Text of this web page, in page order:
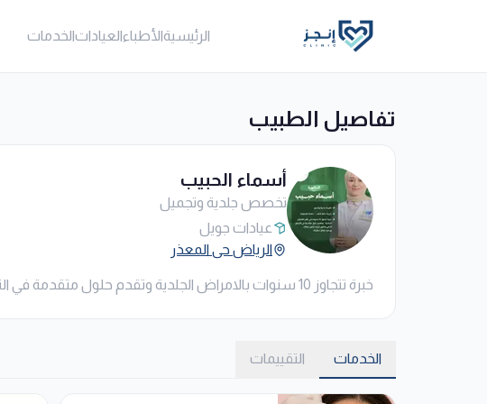
الرئيسيةالأطباءالعياداتالخدمات
تفاصيل الطبيب
أسماء الحبيب
تخصص جلدية وتجميل
عيادات جويل
الرياض حى المعذر
خبرة تتجاوز 10 سنوات بالامراض الجلدية وتقدم حلول متقدمة في التجميل الطبي
الخدمات التقييمات